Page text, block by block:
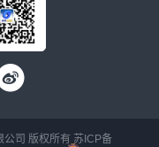
公司 版权所有 苏ICP备